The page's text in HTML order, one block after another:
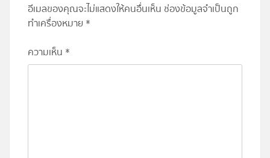
อีเมลของคุณจะไม่แสดงให้คนอื่นเห็น ช่องข้อมูลจำเป็นถูก
ทำเครื่องหมาย *
ความเห็น *